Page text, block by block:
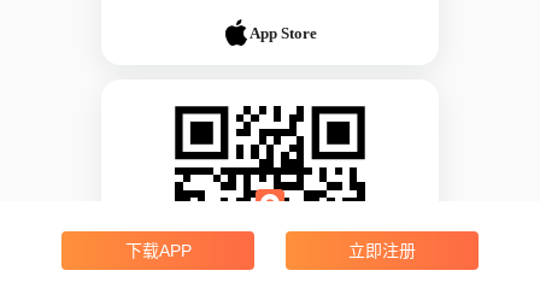
App Store
下载APP 立即注册